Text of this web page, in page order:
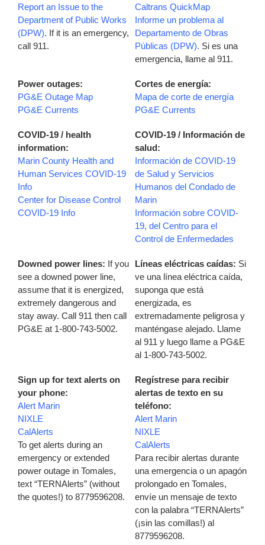
Report an Issue to the
Department of Public Works
(DPW). If it is an emergency,
call 911.
Caltrans QuickMap
Informe un problema al
Departamento de Obras
Públicas (DPW). Si es una
emergencia, llame al 911.
Power outages:
PG&E Outage Map
PG&E Currents
Cortes de energía:
Mapa de corte de energía
PG&E Currents
COVID-19 / health
information:
Marin County Health and
Human Services COVID-19
Info
Center for Disease Control
COVID-19 Info
COVID-19 / Información de
salud:
Información de COVID-19
de Salud y Servicios
Humanos del Condado de
Marin
Información sobre COVID-
19, del Centro para el
Control de Enfermedades
Downed power lines: If you
see a downed power line,
assume that it is energized,
extremely dangerous and
stay away. Call 911 then call
PG&E at 1-800-743-5002.
Líneas eléctricas caídas: Si
ve una línea eléctrica caída,
suponga que está
energizada, es
extremadamente peligrosa y
manténgase alejado. Llame
al 911 y luego llame a PG&E
al 1-800-743-5002.
Sign up for text alerts on
your phone:
Alert Marin
NIXLE
CalAlerts
To get alerts during an
emergency or extended
power outage in Tomales,
text “TERNAlerts” (without
the quotes!) to 8779596208.
Regístrese para recibir
alertas de texto en su
teléfono:
Alert Marin
NIXLE
CalAlerts
Para recibir alertas durante
una emergencia o un apagón
prolongado en Tomales,
envíe un mensaje de texto
con la palabra “TERNAlerts”
(¡sin las comillas!) al
8779596208.